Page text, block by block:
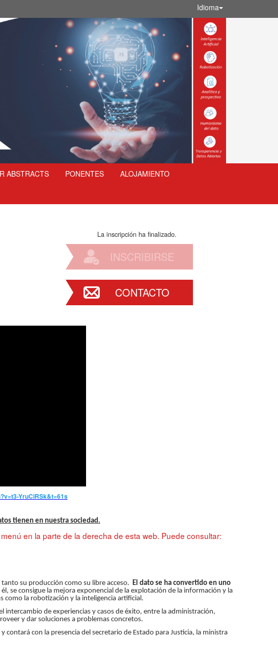
Idioma
ABSTRACTS PONENTES
ALOJAMIENTO
La inscripción ha finalizado.
INSCRIBIRSE
CONTACTO
YruCiRSk&t=61s
tienen en nuestra sociedad.
en la parte de la derecha de esta web. Puede consultar:
su producción como su libre acceso. El dato se ha convertido en uno
él, se consigue la mejora exponencial de la explotación de la información y la
como la robotización y la inteligencia artificial.
intercambio de experiencias y casos de éxito, entre la administración,
y dar soluciones a problemas concretos.
y contará con la presencia del secretario de Estado para Justicia, la ministra